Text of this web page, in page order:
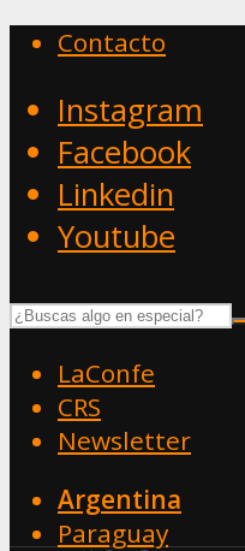
Contacto
Instagram
Facebook
Linkedin
Youtube
LaConfe
CRS
Newsletter
Argentina
Paraguay